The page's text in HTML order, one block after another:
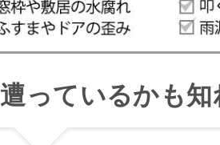
っているかも